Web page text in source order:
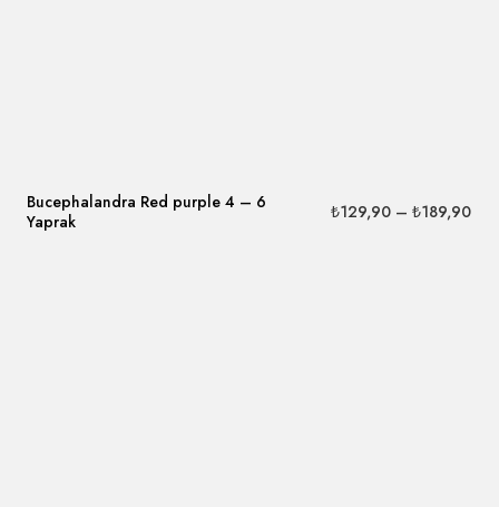
Bucephalandra Red purple 4 – 6
Yaprak
₺129,90 – ₺189,90